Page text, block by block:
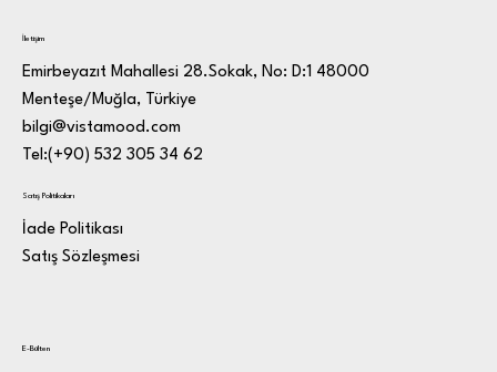
İletişim
Emirbeyazıt Mahallesi 28.Sokak, No: D:1 48000
Menteşe/Muğla, Türkiye
bilgi@vistamood.com
Tel:(+90) 532 305 34 62
Satış Politikaları
İade Politikası
Satış Sözleşmesi
E-Bülten